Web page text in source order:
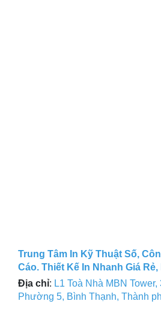
Trung Tâm In Kỹ Thuật Số,
Cáo. Thiết Kế In Nhanh Giá Rẻ,
Địa chỉ: L1 Toà Nhà MBN
Phường 5, Bình Thạnh, Thành